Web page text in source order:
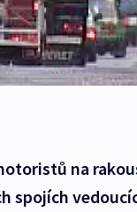
na
spojích